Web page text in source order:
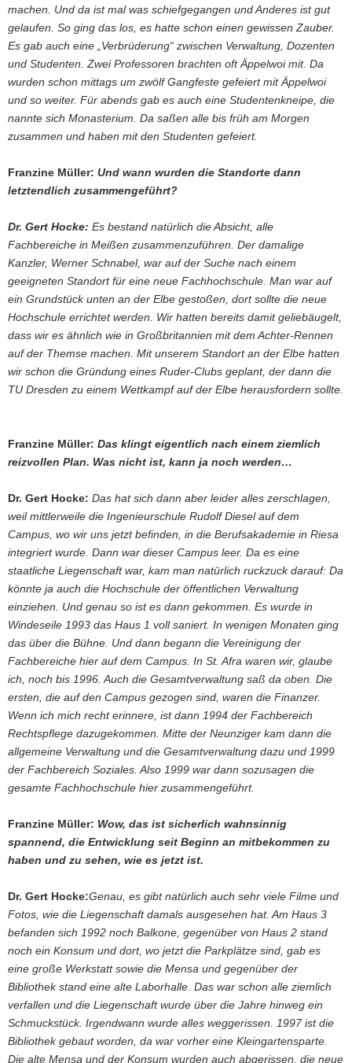
machen. Und da ist mal was schiefgegangen und Anderes ist gut
gelaufen. So ging das los, es hatte schon einen gewissen Zauber.
Es gab auch eine „Verbrüderung“ zwischen Verwaltung, Dozenten
und Studenten. Zwei Professoren brachten oft Äppelwoi mit. Da
wurden schon mittags um zwölf Gangfeste gefeiert mit Äppelwoi
und so weiter. Für abends gab es auch eine Studentenkneipe, die
nannte sich Monasterium. Da saßen alle bis früh am Morgen
zusammen und haben mit den Studenten gefeiert.
Franzine Müller: Und wann wurden die Standorte dann
letztendlich zusammengeführt?
Dr. Gert Hocke: Es bestand natürlich die Absicht, alle
Fachbereiche in Meißen zusammenzuführen. Der damalige
Kanzler, Werner Schnabel, war auf der Suche nach einem
geeigneten Standort für eine neue Fachhochschule. Man war auf
ein Grundstück unten an der Elbe gestoßen, dort sollte die neue
Hochschule errichtet werden. Wir hatten bereits damit geliebäugelt,
dass wir es ähnlich wie in Großbritannien mit dem Achter-Rennen
auf der Themse machen. Mit unserem Standort an der Elbe hatten
wir schon die Gründung eines Ruder-Clubs geplant, der dann die
TU Dresden zu einem Wettkampf auf der Elbe herausfordern sollte.
Franzine Müller: Das klingt eigentlich nach einem ziemlich
reizvollen Plan. Was nicht ist, kann ja noch werden…
Dr. Gert Hocke: Das hat sich dann aber leider alles zerschlagen,
weil mittlerweile die Ingenieurschule Rudolf Diesel auf dem
Campus, wo wir uns jetzt befinden, in die Berufsakademie in Riesa
integriert wurde. Dann war dieser Campus leer. Da es eine
staatliche Liegenschaft war, kam man natürlich ruckzuck darauf: Da
könnte ja auch die Hochschule der öffentlichen Verwaltung
einziehen. Und genau so ist es dann gekommen. Es wurde in
Windeseile 1993 das Haus 1 voll saniert. In wenigen Monaten ging
das über die Bühne. Und dann begann die Vereinigung der
Fachbereiche hier auf dem Campus. In St. Afra waren wir, glaube
ich, noch bis 1996. Auch die Gesamtverwaltung saß da oben. Die
ersten, die auf den Campus gezogen sind, waren die Finanzer.
Wenn ich mich recht erinnere, ist dann 1994 der Fachbereich
Rechtspflege dazugekommen. Mitte der Neunziger kam dann die
allgemeine Verwaltung und die Gesamtverwaltung dazu und 1999
der Fachbereich Soziales. Also 1999 war dann sozusagen die
gesamte Fachhochschule hier zusammengeführt.
Franzine Müller: Wow, das ist sicherlich wahnsinnig
spannend, die Entwicklung seit Beginn an mitbekommen zu
haben und zu sehen, wie es jetzt ist.
Dr. Gert Hocke:Genau, es gibt natürlich auch sehr viele Filme und
Fotos, wie die Liegenschaft damals ausgesehen hat. Am Haus 3
befanden sich 1992 noch Balkone, gegenüber von Haus 2 stand
noch ein Konsum und dort, wo jetzt die Parkplätze sind, gab es
eine große Werkstatt sowie die Mensa und gegenüber der
Bibliothek stand eine alte Laborhalle. Das war schon alle ziemlich
verfallen und die Liegenschaft wurde über die Jahre hinweg ein
Schmuckstück. Irgendwann wurde alles weggerissen. 1997 ist die
Bibliothek gebaut worden, da war vorher eine Kleingartensparte.
Die alte Mensa und der Konsum wurden auch abgerissen, die neue